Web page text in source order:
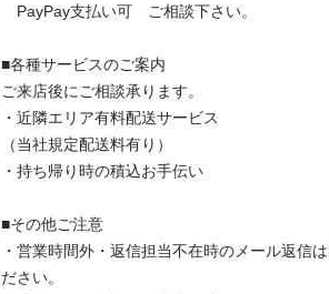
PayPay支払い可　ご相談下さい。
■各種サービスのご案内
ご来店後にご相談承ります。
・近隣エリア有料配送サービス
（当社規定配送料有り）
・持ち帰り時の積込お手伝い
■その他ご注意
・営業時間外・返信担当不在時のメール返信
ださい。